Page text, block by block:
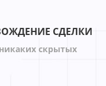
СДЕЛКИ
скрытых